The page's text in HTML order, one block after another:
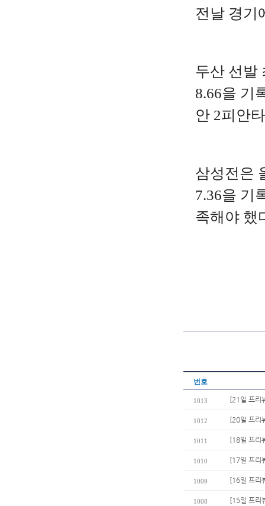
전날 경기
두산 선발
8.66을 기
안 2피안
삼성전은
7.36을 기
족해야 했
번호
1013 [21일 프리
1012 [20일 프리
1011 [18일 프리
1010 [17일 프리
1009 [16일 프리
1008 [15일 프리